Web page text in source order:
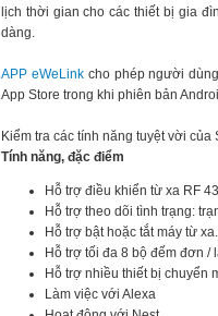
lịch thời gian cho các thiết bị gia
dàng.
APP eWeLinkcho phép người
App Store trong khi phiên bản
Kiểm tra các tính năng tuyệt vời của
Tính năng, đặc điểm
Hỗ trợ điều khiển từ xa RF
Hỗ trợ theo dõi tình trạng:
Hỗ trợ bật hoặc tắt máy từ xa.
Hỗ trợ tối đa 8 bộ đếm đơn /
Hỗ trợ nhiều thiết bị chuyển
Làm việc với Alexa